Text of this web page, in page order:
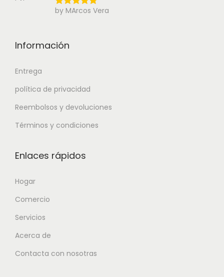
by MArcos Vera
Información
Entrega
política de privacidad
Reembolsos y devoluciones
Términos y condiciones
Enlaces rápidos
Hogar
Comercio
Servicios
Acerca de
Contacta con nosotras